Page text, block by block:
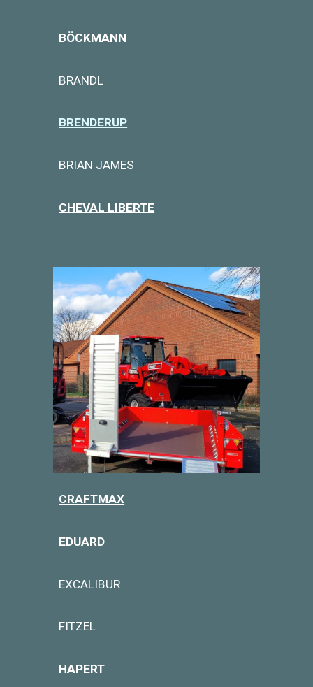
BÖCKMANN
BRANDL
BRENDERUP
BRIAN JAMES
CHEVAL LIBERTE
CRAFTMAX
EDUARD
EXCALIBUR
FITZEL
HAPERT